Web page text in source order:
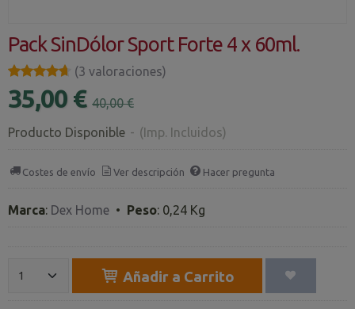
Pack SinDólor Sport Forte 4 x 60ml.
★★★★★
★★★★★ (3 valoraciones)
35,00 € 40,00 €
Producto Disponible - (Imp. Incluidos)
Costes de envío Ver descripción Hacer pregunta
Marca: Dex Home • Peso: 0,24 Kg
Añadir a Carrito